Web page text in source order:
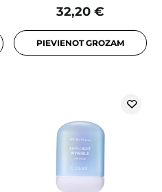
32,20 €
PIEVIENOT GROZAM